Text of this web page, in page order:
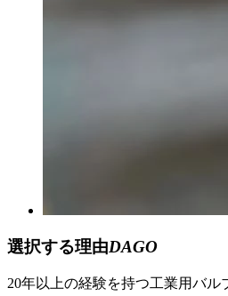
選択する理由DAGO
20年以上の経験を持つ工業用バル